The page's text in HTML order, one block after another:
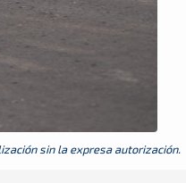
sin la expresa autorización.